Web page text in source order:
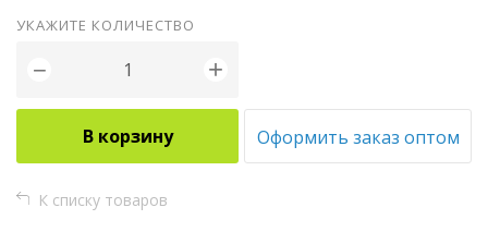
УКАЖИТЕ КОЛИЧЕСТВО
− +
В корзину Оформить заказ оптом
К списку товаров